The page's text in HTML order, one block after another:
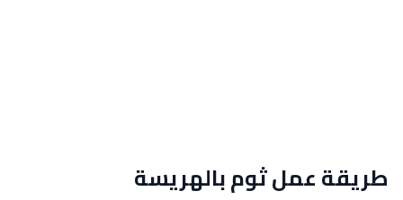
طريقة عمل ثوم بالهريسة